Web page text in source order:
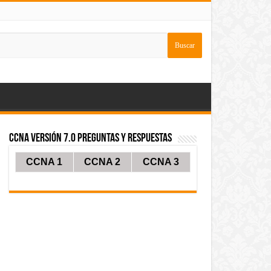
CCNA Versión 7.0 Preguntas y Respuestas
CCNA 1 CCNA 2 CCNA 3